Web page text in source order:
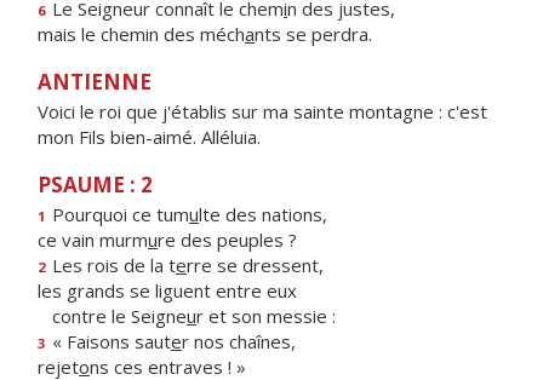
6 Le Seigneur connaît le chemin des justes,
mais le chemin des méchants se perdra.
ANTIENNE
Voici le roi que j'établis sur ma sainte montagne : c'est
mon Fils bien-aimé. Alléluia.
PSAUME : 2
1 Pourquoi ce tumulte des nations,
ce vain murmure des peuples ?
2 Les rois de la terre se dressent,
les grands se liguent entre eux
contre le Seigneur et son messie :
3 « Faisons sauter nos chaînes,
rejetons ces entraves ! »